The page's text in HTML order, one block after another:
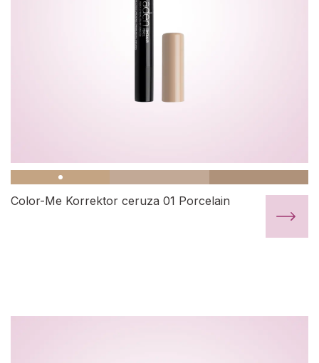
Color-Me Korrektor ceruza 01 Porcelain